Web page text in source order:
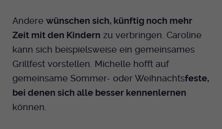
Andere wünschen sich, künftig noch mehr
Zeit mit den Kindern zu verbringen. Caroline
kann sich beispielsweise ein gemeinsames
Grillfest vorstellen. Michelle hofft auf
gemeinsame Sommer- oder Weihnachtsfeste,
bei denen sich alle besser kennenlernen
können.